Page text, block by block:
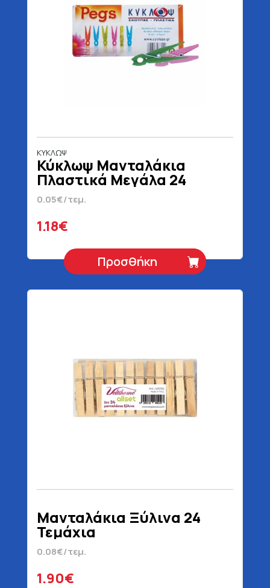
ΚΥΚΛΩΨ
Κύκλωψ Μανταλάκια
Πλαστικά Μεγάλα 24
Τεμάχια
0.05€/τεμ.
1.18€
Προσθήκη
Μανταλάκια Ξύλινα 24
Τεμάχια
0.08€/τεμ.
1.90€